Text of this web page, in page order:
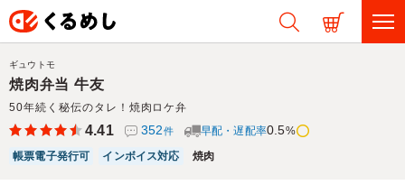
焼肉弁当 牛友
50年続く秘伝のタレ！焼肉ロケ弁
ギュウトモ
4.41 352件 早配・遅配率0.5%
帳票電子発行可
インボイス対応 焼肉